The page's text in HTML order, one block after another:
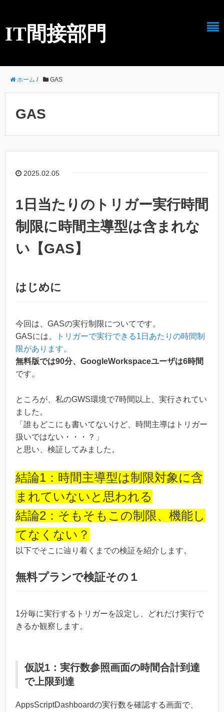
IT間接部門
ホーム / GAS
GAS
2025.02.05
1日当たりのトリガー実行時間
制限に時間主導型は含まれな
い【GAS】
はじめに
今回は、GASの実行制限についてです。
GASには、
トリガーで実行できる1日あたりの時間制
限があります。
無料版では90分、GoogleWorkspaceユーザは6時間
です。
ところが、私のGWS環境で7時間以上、実行されてい
ました。
「誰もどこにも書いてないけど、時間主導はトリガー
扱いではない・・・？」
と思い、検証してみました。
結論1：時間主導型は制限対象に含
まれていないと思われる
結論2：そもそもこの制限、機能し
てなくない？
以下でそこに辿り着くまでの検証を紹介します。
無料プランで検証その１
1分毎に実行するトリガーを設定し、どれだけ実行で
きるか観察します。
仮説1：実行数参照画面の時間合計到達
で上限到達
AppsScriptDashboardの実行数を確認する画面で、